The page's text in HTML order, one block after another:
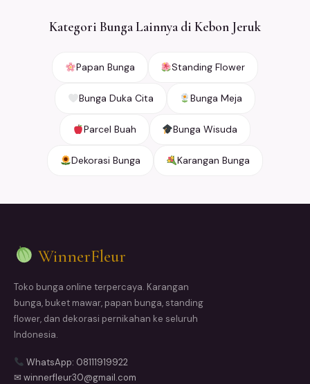
Kategori Bunga Lainnya di Kebon Jeruk
Papan Bunga Standing Flower
Bunga Duka Cita Bunga Meja
Parcel Buah Bunga Wisuda
Dekorasi Bunga Karangan Bunga
WinnerFleur
Toko bunga online terpercaya. Karangan
bunga, buket mawar, papan bunga, standing
flower, dan dekorasi pernikahan ke seluruh
Indonesia.
WhatsApp: 08111919922
✉ winnerfleur30@gmail.com